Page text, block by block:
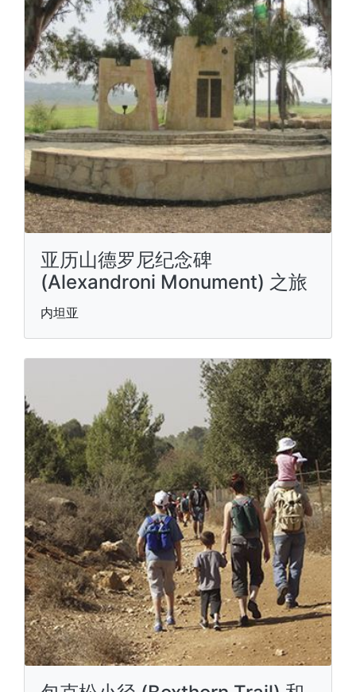
亚历山德罗尼纪念碑
(Alexandroni Monument) 之旅
内坦亚